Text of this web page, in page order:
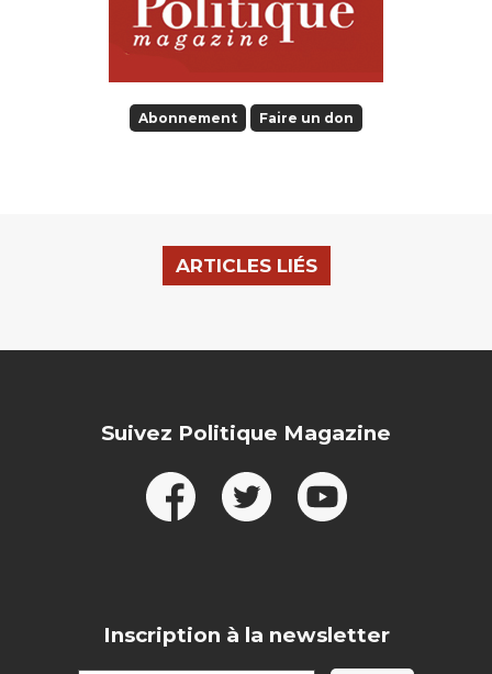
Abonnement Faire un don
ARTICLES LIÉS
Suivez Politique Magazine
Inscription à la newsletter